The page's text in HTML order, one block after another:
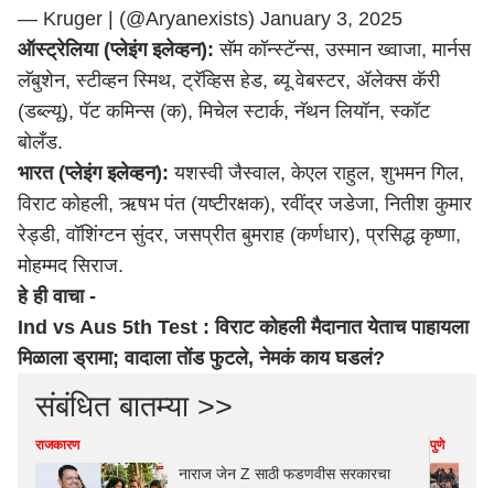
— Kruger | (@Aryanexists) January 3, 2025
ऑस्ट्रेलिया (प्लेइंग इलेव्हन): सॅम कॉन्स्टॅन्स, उस्मान ख्वाजा, मार्नस
लॅबुशेन, स्टीव्हन स्मिथ, ट्रॅव्हिस हेड, ब्यू वेबस्टर, ॲलेक्स कॅरी
(डब्ल्यू), पॅट कमिन्स (क), मिचेल स्टार्क, नॅथन लियॉन, स्कॉट
बोलँड.
भारत (प्लेइंग इलेव्हन): यशस्वी जैस्वाल, केएल राहुल, शुभमन गिल,
विराट कोहली, ऋषभ पंत (यष्टीरक्षक), रवींद्र जडेजा, नितीश कुमार
रेड्डी, वॉशिंग्टन सुंदर, जसप्रीत बुमराह (कर्णधार), प्रसिद्ध कृष्णा,
मोहम्मद सिराज.
हे ही वाचा -
Ind vs Aus 5th Test : विराट कोहली मैदानात येताच पाहायला
मिळाला ड्रामा; वादाला तोंड फुटले, नेमकं काय घडलं?
संबंधित बातम्या >>
राजकारण
नाराज जेन Z साठी फडणवीस सरकारचा
पुणे